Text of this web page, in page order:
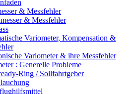
& Messfehler
& Messfehler
Variometer, Kompensation &
Variometer & ihre Messfehler
: Generelle Probleme
Ring / Sollfahrtgeber